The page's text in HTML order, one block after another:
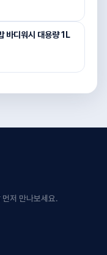
디워시 대용량 1L
저 만나보세요.